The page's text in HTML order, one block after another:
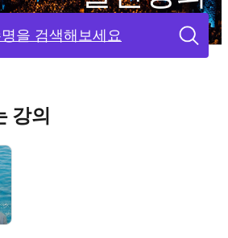
을 검색해보세요
강의